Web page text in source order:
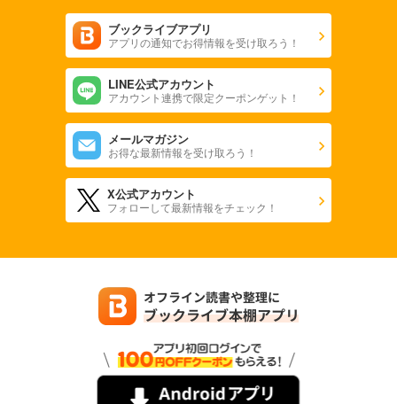
ブックライブアプリ
アプリの通知でお得情報を受け取ろう！
LINE公式アカウント
アカウント連携で限定クーポンゲット！
メールマガジン
お得な最新情報を受け取ろう！
X公式アカウント
フォローして最新情報をチェック！